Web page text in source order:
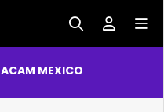
ACAM MEXICO